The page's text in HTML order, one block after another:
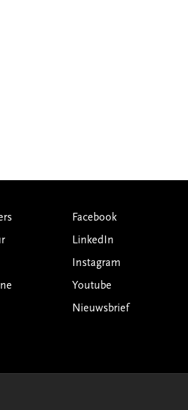
Facebook
LinkedIn
Instagram
Youtube
Nieuwsbrief